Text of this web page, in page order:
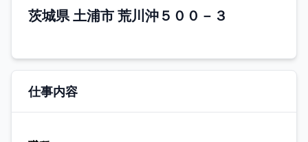
茨城県 土浦市 荒川沖５００－３
仕事内容